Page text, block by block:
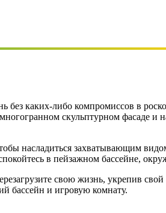
каких-либо компромиссов в
скульптурном фасаде
насладиться захватывающим
в пейзажном бассейне,
свою жизнь, укрепив
бассейн и игровую комнату.